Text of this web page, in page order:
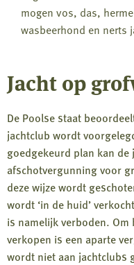
mogen vos, das,
wasbeerhond en nerts
Jacht op
De Poolse staat
jachtclub wordt
goedgekeurd plan kan de
afschotvergunning voor
deze wijze wordt
wordt ‘in de huid’
is namelijk verboden.
verkopen is een aparte
wordt niet aan jachtclubs